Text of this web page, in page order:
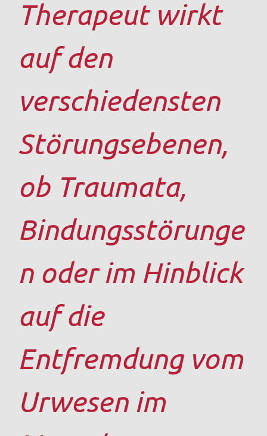
Therapeut wirkt
auf den
verschiedensten
Störungsebenen,
ob Traumata,
Bindungsstörunge
n oder im Hinblick
auf die
Entfremdung vom
Urwesen im